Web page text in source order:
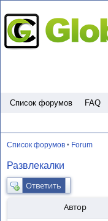
Список форумов FAQ
Список форумов • Forum
Развлекалки
Ответить
Автор